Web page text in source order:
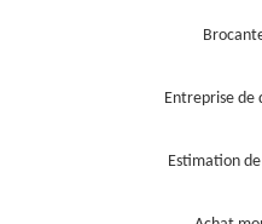
Entreprise de
Estimation